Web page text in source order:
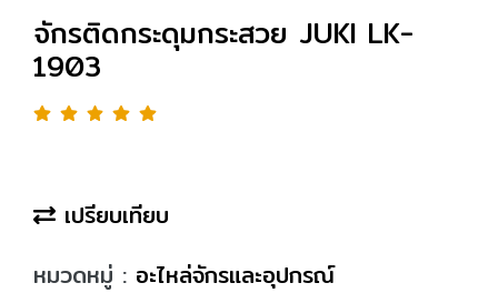
จักรติดกระดุมกระสวย JUKI LK-
1903
เปรียบเทียบ
หมวดหมู่ : อะไหล่จักรและอุปกรณ์